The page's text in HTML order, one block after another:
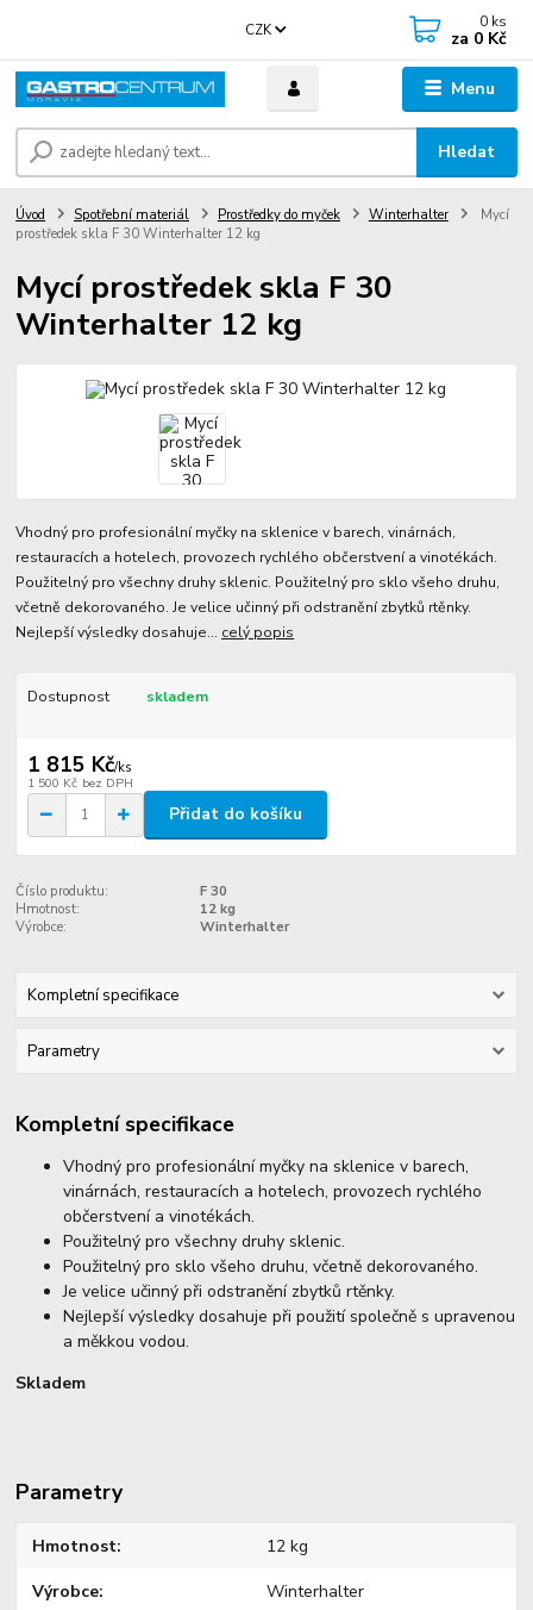
Menu
CZK
Hledat
0 ks
za 0 Kč
Úvod Spotřební materiál Prostředky do myček Winterhalter
Mycí
prostředek skla F 30 Winterhalter 12 kg
Mycí prostředek skla F 30
Winterhalter 12 kg
Vhodný pro profesionální myčky na sklenice v barech, vinárnách,
restauracích a hotelech, provozech rychlého občerstvení a vinotékách.
Použitelný pro všechny druhy sklenic. Použitelný pro sklo všeho druhu,
včetně dekorovaného. Je velice učinný při odstranění zbytků rtěnky.
Nejlepší výsledky dosahuje... celý popis
Dostupnost skladem
1 815 Kč/ks
1 500 Kč bez DPH
Přidat do košíku
Číslo produktu:
F 30
Hmotnost:
12 kg
Výrobce:
Winterhalter
Kompletní specifikace
Parametry
Kompletní specifikace
Vhodný pro profesionální myčky na sklenice v barech,
vinárnách, restauracích a hotelech, provozech rychlého
občerstvení a vinotékách.
Použitelný pro všechny druhy sklenic.
Použitelný pro sklo všeho druhu, včetně dekorovaného.
Je velice učinný při odstranění zbytků rtěnky.
Nejlepší výsledky dosahuje při použití společně s upravenou
a měkkou vodou.
Skladem
Parametry
Hmotnost 12 kg
Výrobce Winterhalter